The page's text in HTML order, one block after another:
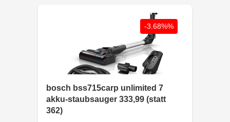
-3.68%%
bosch bss715carp unlimited 7
akku-staubsauger 333,99 (statt
362)